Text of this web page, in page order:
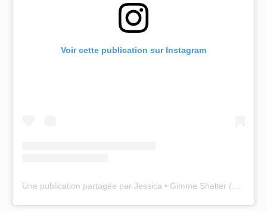
Voir cette publication sur Instagram